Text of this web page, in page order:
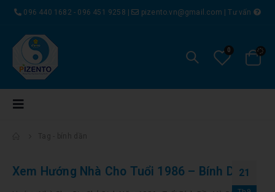
096 440 1682 - 096 451 9258 pizento.vn@gmail.com |Tư vấn
0
21
Xem Hướng Nhà Cho Tuổi 1986 – Bính Dần